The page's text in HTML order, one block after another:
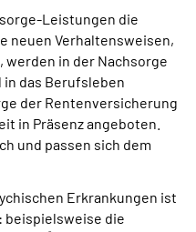
Leistungen die
neuen Verhaltensweisen,
in der Nachsorge
das Berufsleben
der Rentenversicherung
in Präsenz angeboten.
und passen sich dem
Erkrankungen ist
beispielsweise die